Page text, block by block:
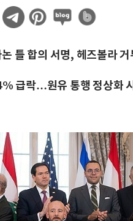
틀 합의 서명, 헤즈볼라
급락…원유 통행 정상화